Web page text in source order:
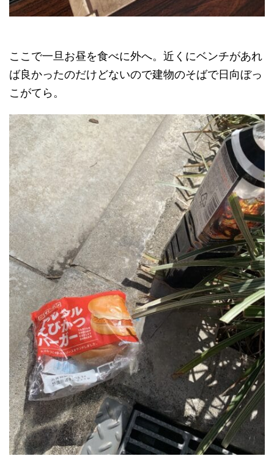
ここで一旦お昼を食べに外へ。近くにベンチがあれ
ば良かったのだけどないので建物のそばで日向ぼっ
こがてら。